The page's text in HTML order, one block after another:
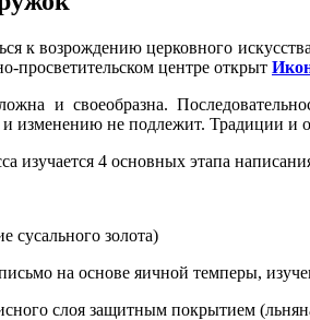
к возрождению церковного
просветительском центре открыт
и своеобразна.
изменению не подлежит. Традиции
изучается 4 основных этапа
сусального золота)
на основе яичной темперы,
слоя защитным покрытием